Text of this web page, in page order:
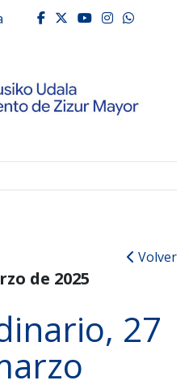
de
facebook
twitter
youtube
Volver
de 2025
27